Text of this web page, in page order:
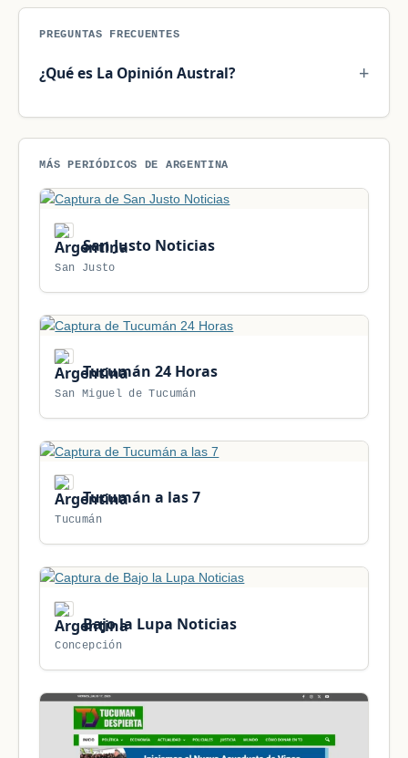
PREGUNTAS FRECUENTES
¿Qué es La Opinión Austral?
MÁS PERIÓDICOS DE ARGENTINA
San Justo Noticias
San Justo
Tucumán 24 Horas
San Miguel de Tucumán
Tucumán a las 7
Tucumán
Bajo la Lupa Noticias
Concepción